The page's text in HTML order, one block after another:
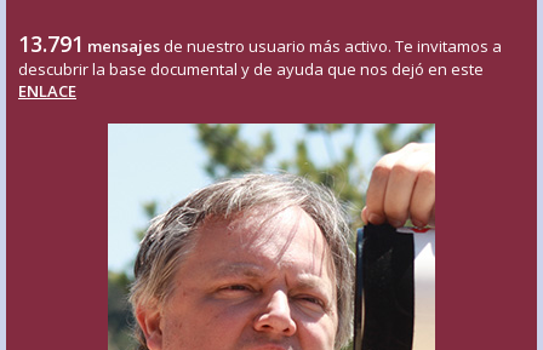
13.791 mensajes de nuestro usuario más activo. Te invitamos a
descubrir la base documental y de ayuda que nos dejó en este
ENLACE